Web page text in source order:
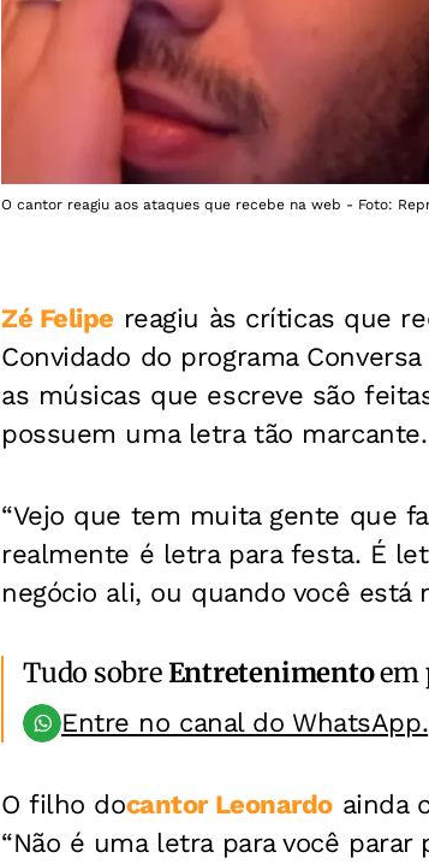
O cantor reagiu aos ataques que recebe na web - Foto:
Zé Felipe reagiu às críticas que
Convidado do programa
as músicas que escreve são
possuem uma letra tão marcante.
“Vejo que tem muita gente que
realmente é letra para festa. É
negócio ali, ou quando você está
Tudo sobreEntretenimentoem
Entre no canal do WhatsApp.
O filho docantor Leonardo ainda
“Não é uma letra para você